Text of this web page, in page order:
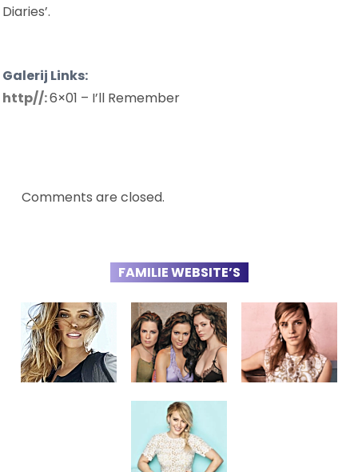
Diaries’.
Galerij Links:
http//:6×01 – I’ll Remember
Comments are closed.
FAMILIE WEBSITE’S